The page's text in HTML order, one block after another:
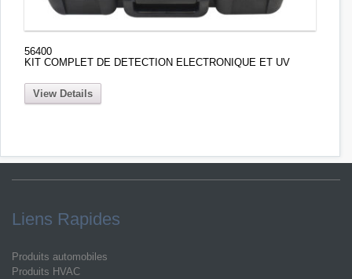
56400
KIT COMPLET DE DETECTION ELECTRONIQUE ET UV
View Details
Liens Rapides
Produits automobiles
Produits HVAC